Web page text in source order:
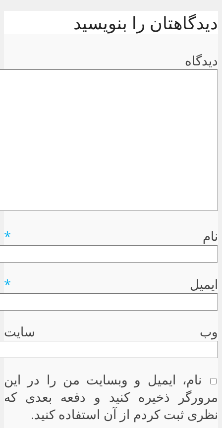
دیدگاهتان را بنویسید
دیدگاه
نام *
ایمیل *
وب سایت
نام، ایمیل و وبسایت من را در این
مرورگر ذخیره کنید و دفعه بعدی که
نظری ثبت کردم از آن استفاده کنید.